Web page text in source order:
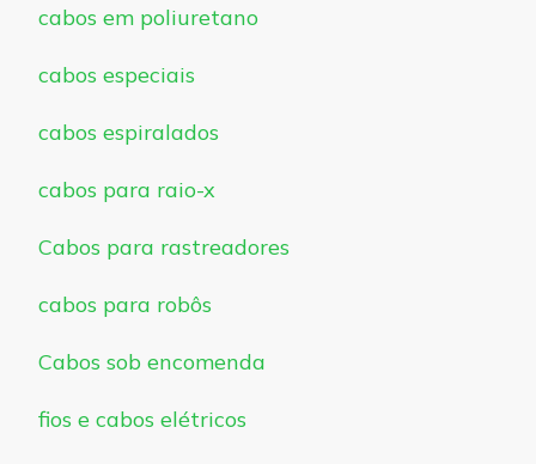
cabos em poliuretano
cabos especiais
cabos espiralados
cabos para raio-x
Cabos para rastreadores
cabos para robôs
Cabos sob encomenda
fios e cabos elétricos